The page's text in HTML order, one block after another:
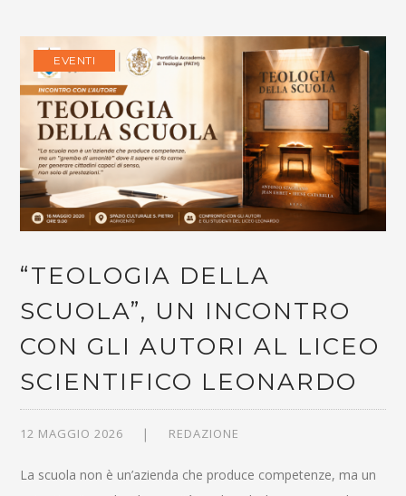
EVENTI
“TEOLOGIA DELLA
SCUOLA”, UN INCONTRO
CON GLI AUTORI AL LICEO
SCIENTIFICO LEONARDO
12 MAGGIO 2026 REDAZIONE
La scuola non è un’azienda che produce competenze, ma un